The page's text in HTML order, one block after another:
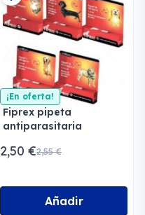
¡En oferta!
Fiprex pipeta
antiparasitaria
2,50 €2,55 €
Añadir